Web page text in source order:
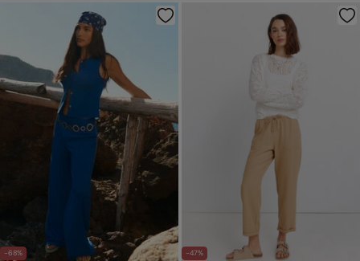
-68% -47%